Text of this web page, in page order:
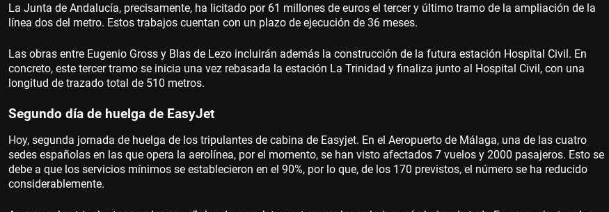
La Junta de Andalucía, precisamente, ha licitado por 61 millones de euros el tercer y último tramo de la ampliación de la
línea dos del metro. Estos trabajos cuentan con un plazo de ejecución de 36 meses.
Las obras entre Eugenio Gross y Blas de Lezo incluirán además la construcción de la futura estación Hospital Civil. En
concreto, este tercer tramo se inicia una vez rebasada la estación La Trinidad y finaliza junto al Hospital Civil, con una
longitud de trazado total de 510 metros.
Segundo día de huelga de EasyJet
Hoy, segunda jornada de huelga de los tripulantes de cabina de Easyjet. En el Aeropuerto de Málaga, una de las cuatro
sedes españolas en las que opera la aerolínea, por el momento, se han visto afectados 7 vuelos y 2000 pasajeros. Esto se
debe a que los servicios mínimos se establecieron en el 90%, por lo que, de los 170 previstos, el número se ha reducido
considerablemente.